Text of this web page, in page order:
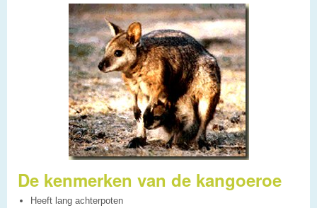
De kenmerken van de kangoeroe
Heeft lang achterpoten